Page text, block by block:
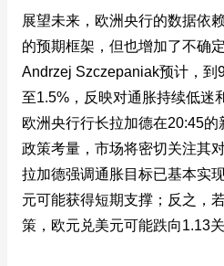
展望未来，欧洲央行的数据依
的预期框架，但也增加了不确
Andrzej Szczepaniak预计，到
至1.5%，反映对通胀持续低迷
欧洲央行行长拉加德在20:45
政策考量，市场将密切关注其
拉加德强调通胀目标已基本实
元可能获得短期支撑；反之，
策，欧元兑美元可能跌向1.13关